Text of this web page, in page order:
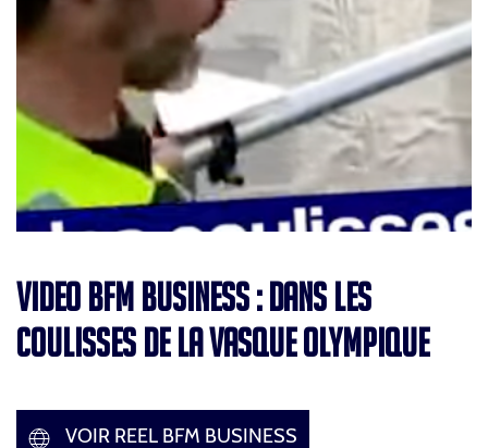
VIDEO BFM BUSINESS : DANS LES
COULISSES DE LA VASQUE OLYMPIQUE
VOIR REEL BFM BUSINESS